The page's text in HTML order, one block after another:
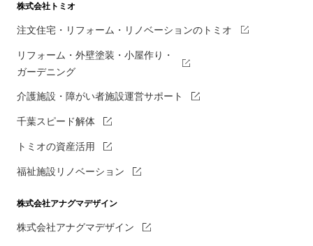
株式会社トミオ
注文住宅・リフォーム・リノベーションのトミオ
リフォーム・外壁塗装・小屋作り・
ガーデニング
介護施設・障がい者施設運営サポート
千葉スピード解体
トミオの資産活用
福祉施設リノベーション
株式会社アナグマデザイン
株式会社アナグマデザイン